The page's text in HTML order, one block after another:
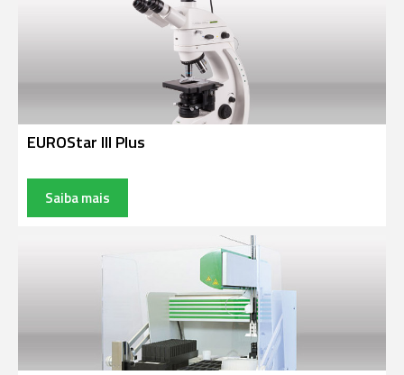
EUROStar III Plus
Saiba mais